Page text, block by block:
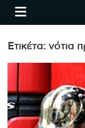
Skippolitic.gr
Ετικέτα: νότια